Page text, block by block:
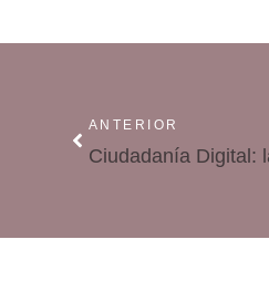
ANTERIOR
Ciudadanía Digital: